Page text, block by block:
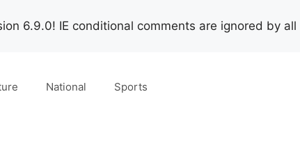
6.9.0! IE conditional comments are ignored by all
National Sports